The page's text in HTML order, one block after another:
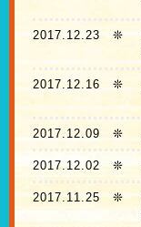
2017.12.23❊
2017.12.16 ❊
2017.12.09 ❊
2017.12.02 ❊
2017.11.25❊